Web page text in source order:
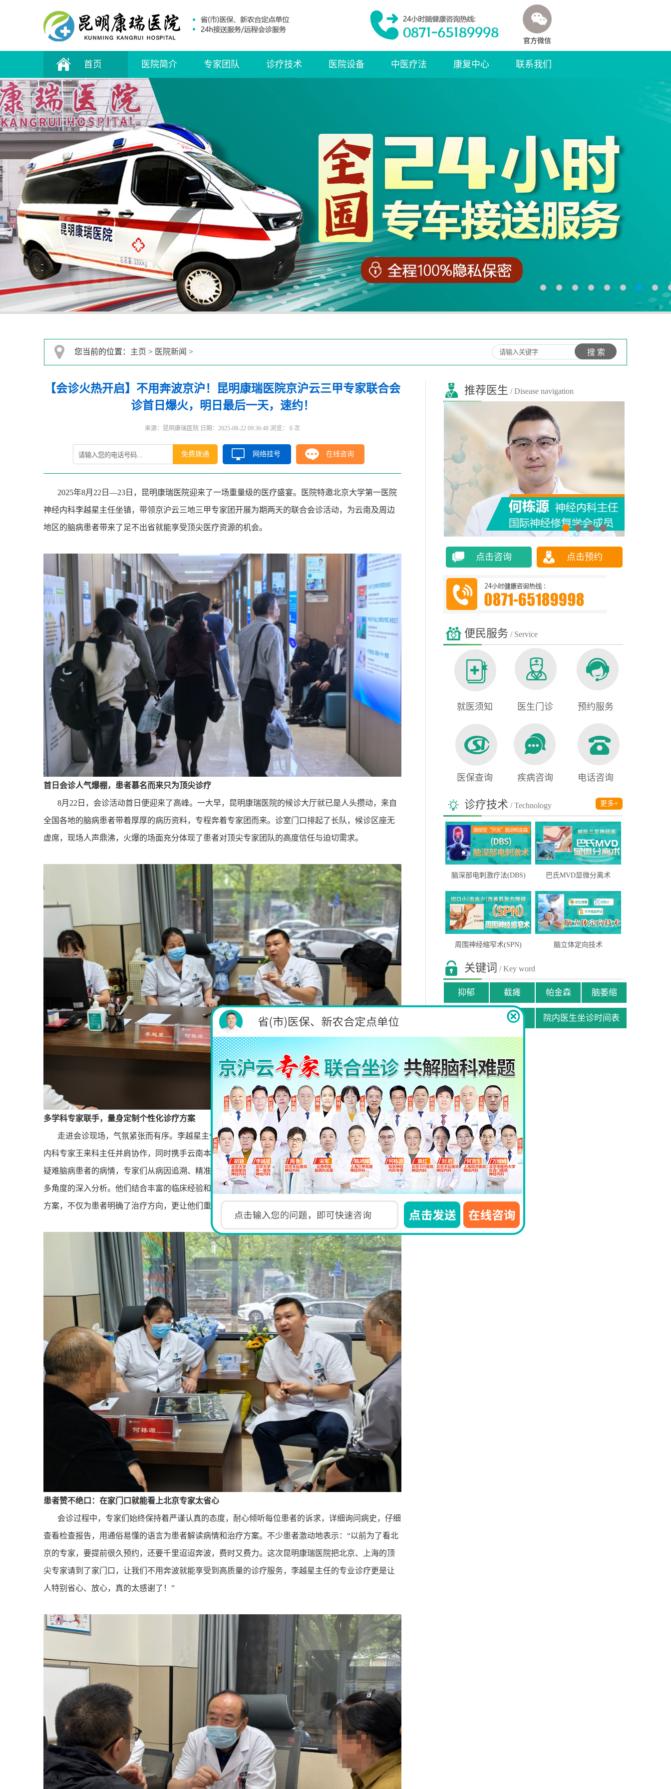
官方微信
首页 医院简介 专家团队 诊疗技术 医院设备 中医疗法 康复中心 联系我们
您当前的位置： 主页 > 医院新闻 >
【会诊火热开启​】不用奔波京沪！昆明康瑞医院京沪云三甲专家联合会
诊首日爆火，明日最后一天，速约！​
来源：昆明康瑞医院 日期：2025-08-22 09:36:48 浏览： 0 次
免费拨通 网络挂号 在线咨询
2025年8月 22 日 —23 日，昆明康瑞医院迎来了一场重量级的医疗盛宴。医院特邀北京大学第一医院
神经内科李越星主任坐镇，带领京沪云三地三甲专家团开展为期两天的联合会诊活动，为云南及周边
地区的脑病患者带来了足不出省就能享受顶尖医疗资源的机会。
首日会诊人气爆棚，患者慕名而来只为顶尖诊疗
8月 22 日，会诊活动首日便迎来了高峰。一大早，昆明康瑞医院的候诊大厅就已是人头攒动，来自
全国各地的脑病患者带着厚厚的病历资料，专程奔着专家团而来。诊室门口排起了长队，候诊区座无
虚席，现场人声鼎沸，火爆的场面充分体现了患者对顶尖专家团队的高度信任与迫切需求。
多学科专家联手，量身定制个性化诊疗方案
走进会诊现场，气氛紧张而有序。李越星主任与上海神经外科专家陈鸿耀主任、上海三甲医院神经
内科专家王来科主任并肩协作，同时携手云南本地多位三甲医院专家组成强大的诊疗团队。针对每位
疑难脑病患者的病情，专家们从病因追溯、精准诊断、治疗方案制定到愈后康复指导，进行全方位、
多角度的深入分析。他们结合丰富的临床经验和前沿的医疗技术，为每位患者量身定制个性化的诊疗
方案，不仅为患者明确了治疗方向，更让他们重新树立了战胜疾病的信心。
患者赞不绝口：在家门口就能看上北京专家太省心
会诊过程中，专家们始终保持着严谨认真的态度，耐心倾听每位患者的诉求，详细询问病史，仔细
查看检查报告，用通俗易懂的语言为患者解读病情和治疗方案。不少患者激动地表示：“以前为了看北
京的专家，要提前很久预约，还要千里迢迢奔波，费时又费力。这次昆明康瑞医院把北京、上海的顶
尖专家请到了家门口，让我们不用奔波就能享受到高质量的诊疗服务，李越星主任的专业诊疗更是让
人特别省心、放心，真的太感谢了！”
推荐医生 / Disease navigation
点击咨询 点击预约
便民服务 / Service
就医须知 医生门诊 预约服务
医保查询 疾病咨询 电话咨询
诊疗技术 / Technology 更多+
脑深部电刺激疗法(DBS) 巴氏MVD显微分离术
周围神经缩窄术(SPN) 脑立体定向技术
关键词 / Key word
抑郁 截瘫 帕金森 脑萎缩
贫困患者援助申请 院内医生坐诊时间表